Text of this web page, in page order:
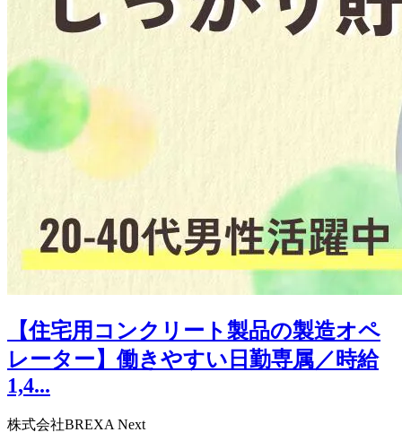
【住宅用コンクリート製品の製造オペ
レーター】働きやすい日勤専属／時給
1,4...
株式会社BREXA Next